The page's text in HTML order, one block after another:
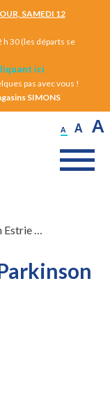
SAMEDI 12
h 30 (les départs se
ici
pas avec vous !
SIMONS
A A A
Estrie …